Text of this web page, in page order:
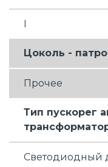
I
Цоколь -
Прочее
Тип пускорег
Светодиодный